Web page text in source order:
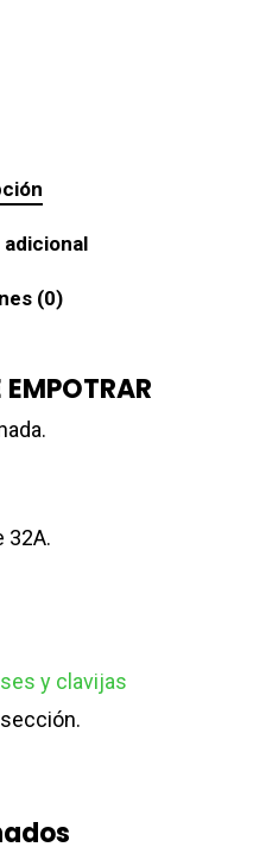
(0)
32A.
y clavijas